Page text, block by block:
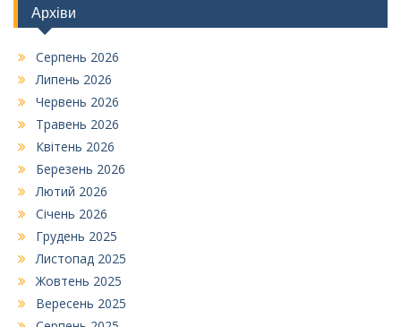
Архіви
Серпень 2026
Липень 2026
Червень 2026
Травень 2026
Квітень 2026
Березень 2026
Лютий 2026
Січень 2026
Грудень 2025
Листопад 2025
Жовтень 2025
Вересень 2025